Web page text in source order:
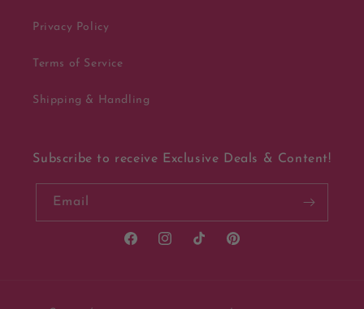
Privacy Policy
Terms of Service
Shipping & Handling
Subscribe to receive Exclusive Deals & Content!
Email
FacebookInstagramTikTok Pinterest